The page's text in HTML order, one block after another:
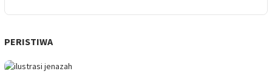
PERISTIWA